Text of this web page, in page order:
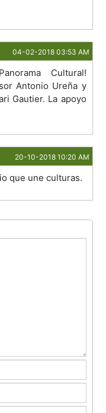
04-02-2018 03:53 AM
Cultural!
Antonio Ureña y
Gautier. La apoyo
20-10-2018 10:20 AM
que une culturas.